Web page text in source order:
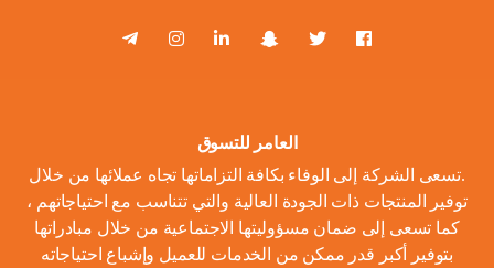
العامر للتسوق
.تسعى الشركة إلى الوفاء بكافة التزاماتها تجاه عملائها من خلال
توفير المنتجات ذات الجودة العالية والتي تتناسب مع احتياجاتهم ،
كما تسعى إلى ضمان مسؤوليتها الاجتماعية من خلال مبادراتها
بتوفير أكبر قدر ممكن من الخدمات للعميل وإشباع احتياجاته